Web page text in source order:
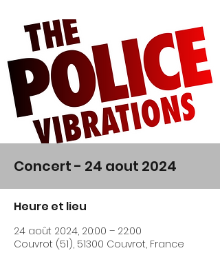
Concert - 24 aout 2024
Heure et lieu
24 août 2024, 20:00 – 22:00
Couvrot (51), 51300 Couvrot, France